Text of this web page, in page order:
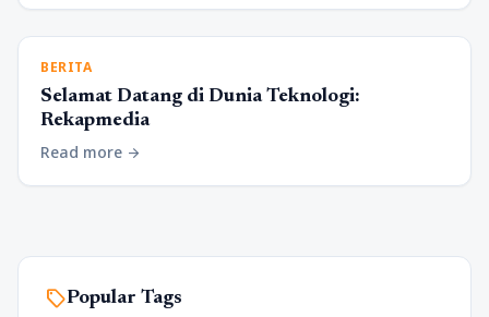
BERITA
Selamat Datang di Dunia Teknologi:
Rekapmedia
Read more arrow_forward
sellPopular Tags